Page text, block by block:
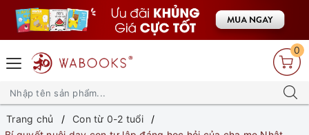
0
Trang chủ
Con từ 0-2 tuổi